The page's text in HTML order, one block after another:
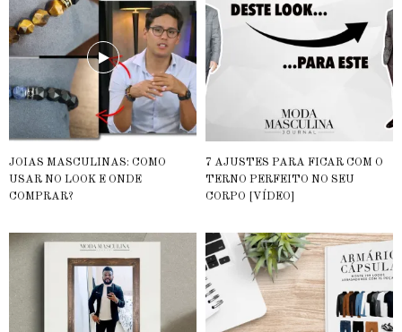
JOIAS MASCULINAS: COMO
USAR NO LOOK E ONDE
COMPRAR?
7 AJUSTES PARA FICAR COM O
TERNO PERFEITO NO SEU
CORPO [VÍDEO]